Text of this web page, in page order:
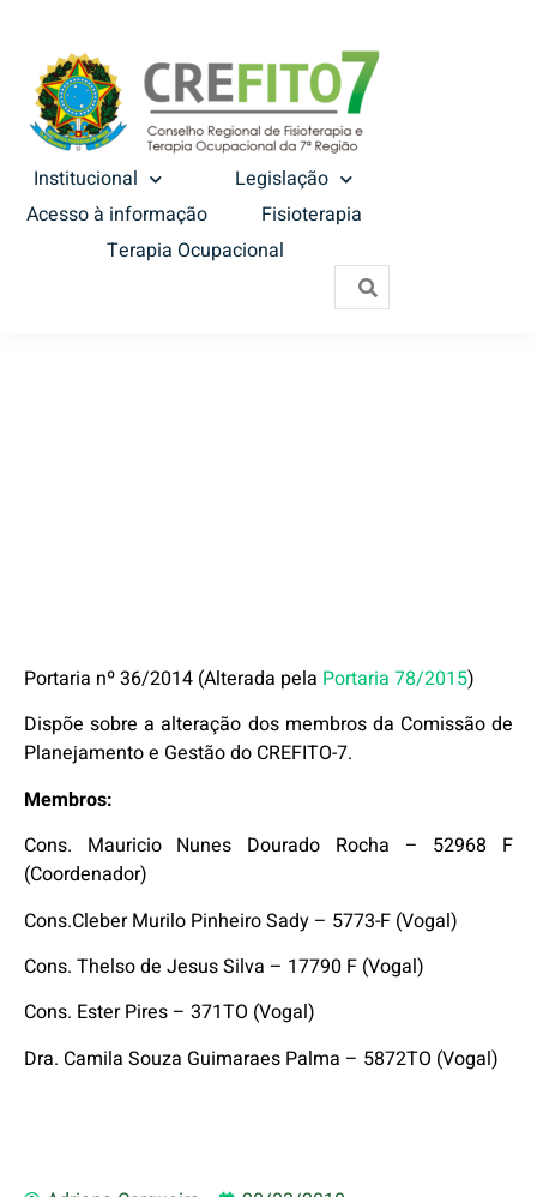
Institucional
Legislação
Acesso à informação
Fisioterapia
Terapia Ocupacional
Portaria nº 36/2014 (Alterada pela Portaria 78/2015)
Dispõe sobre a alteração dos membros da Comissão de
Planejamento e Gestão do CREFITO-7.
Membros:
Cons. Mauricio Nunes Dourado Rocha – 52968 F
(Coordenador)
Cons.Cleber Murilo Pinheiro Sady – 5773-F (Vogal)
Cons. Thelso de Jesus Silva – 17790 F (Vogal)
Cons. Ester Pires – 371TO (Vogal)
Dra. Camila Souza Guimaraes Palma – 5872TO (Vogal)